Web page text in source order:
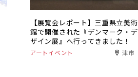
【展覧会レポート】三重県立美術
館で開催された『デンマーク・デ
ザイン展』へ行ってきました！
アートイベント 津市